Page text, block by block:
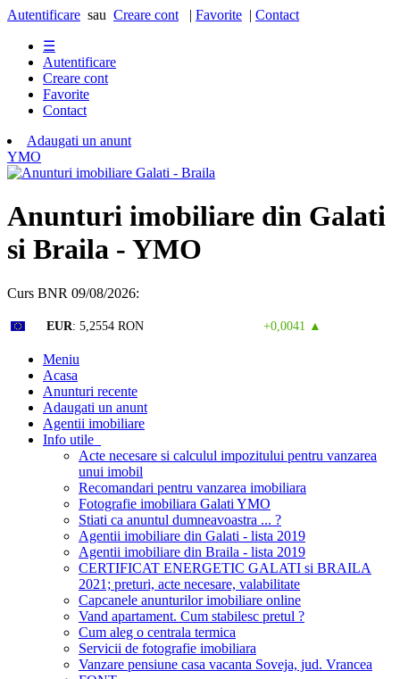
Autentificare sau Creare cont | Favorite | Contact
☰
Autentificare
Creare cont
Favorite
Contact
Adaugati un anunt
YMO
Anunturi imobiliare din Galati
si Braila - YMO
Curs BNR 09/08/2026:
EUR: 5,2554 RON +0,0041 ▲
Meniu
Acasa
Anunturi recente
Adaugati un anunt
Agentii imobiliare
Info utile
Acte necesare si calculul impozitului pentru vanzarea
unui imobil
Recomandari pentru vanzarea imobiliara
Fotografie imobiliara Galati YMO
Stiati ca anuntul dumneavoastra ... ?
Agentii imobiliare din Galati - lista 2019
Agentii imobiliare din Braila - lista 2019
CERTIFICAT ENERGETIC GALATI si BRAILA
2021; preturi, acte necesare, valabilitate
Capcanele anunturilor imobiliare online
Vand apartament. Cum stabilesc pretul ?
Cum aleg o centrala termica
Servicii de fotografie imobiliara
Vanzare pensiune casa vacanta Soveja, jud. Vrancea